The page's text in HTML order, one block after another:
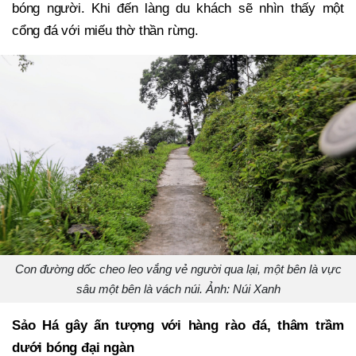
bóng người. Khi đến làng du khách sẽ nhìn thấy một
cổng đá với miếu thờ thần rừng.
Con đường dốc cheo leo vắng vẻ người qua lại, một bên là vực
sâu một bên là vách núi. Ảnh: Núi Xanh
Sảo Há gây ấn tượng với hàng rào đá, thâm trầm
dưới bóng đại ngàn